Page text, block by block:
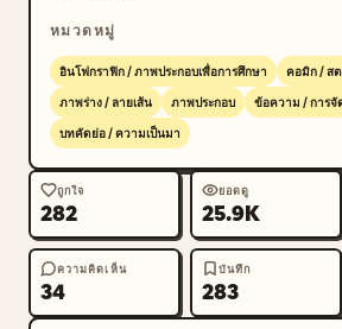
หมวดหมู่
อินโฟกราฟิก / ภาพประกอบเพื่อการศึกษา คอมิก / ส
ภาพร่าง / ลายเส้น ภาพประกอบ ข้อความ / การ
บทคัดย่อ / ความเป็นมา
ถูกใจ
282
ยอดดู
25.9K
ความคิดเห็น
34
บันทึก
283